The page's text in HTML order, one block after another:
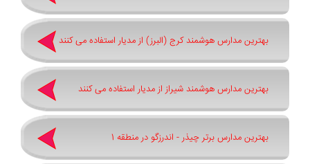
بهترین مدارس هوشمند کرج (البرز) از مدیار استفاده می کنند
بهترین مدارس هوشمند شیراز از مدیار استفاده می کنند
بهترین مدارس برتر چیذر - اندرزگو در منطقه 1